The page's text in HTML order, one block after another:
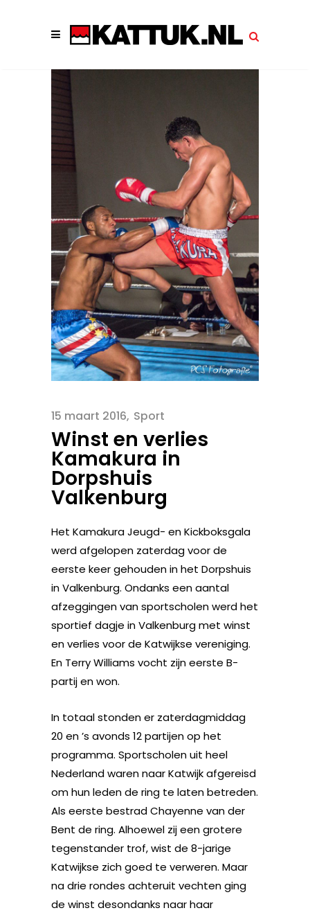
15 maart 2016 Sport
Winst en verlies
Kamakura in
Dorpshuis
Valkenburg
Het Kamakura Jeugd- en Kickboksgala
werd afgelopen zaterdag voor de
eerste keer gehouden in het Dorpshuis
in Valkenburg. Ondanks een aantal
afzeggingen van sportscholen werd het
sportief dagje in Valkenburg met winst
en verlies voor de Katwijkse vereniging.
En Terry Williams vocht zijn eerste B-
partij en won.
In totaal stonden er zaterdagmiddag
20 en ’s avonds 12 partijen op het
programma. Sportscholen uit heel
Nederland waren naar Katwijk afgereisd
om hun leden de ring te laten betreden.
Als eerste bestrad Chayenne van der
Bent de ring. Alhoewel zij een grotere
tegenstander trof, wist de 8-jarige
Katwijkse zich goed te verweren. Maar
na drie rondes achteruit vechten ging
de winst desondanks naar haar